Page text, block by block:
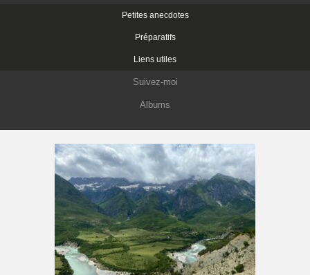
Petites anecdotes
Préparatifs
Liens utiles
Suivez-moi
Albums